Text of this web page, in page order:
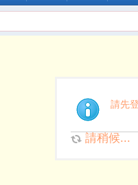
請先
請稍候...